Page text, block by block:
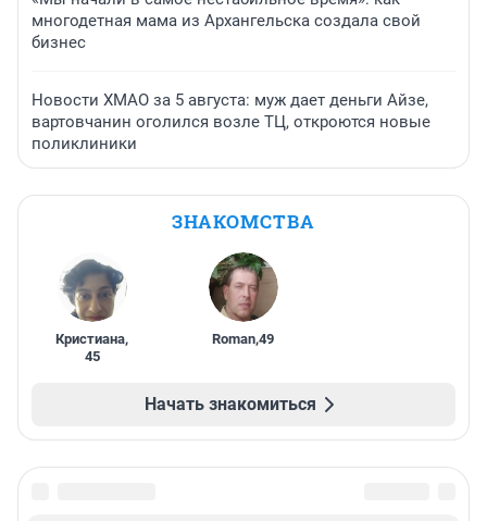
многодетная мама из Архангельска создала свой
бизнес
Новости ХМАО за 5 августа: муж дает деньги Айзе,
вартовчанин оголился возле ТЦ, откроются новые
поликлиники
ЗНАКОМСТВА
Кристиана,
45
Roman,49
Начать знакомиться